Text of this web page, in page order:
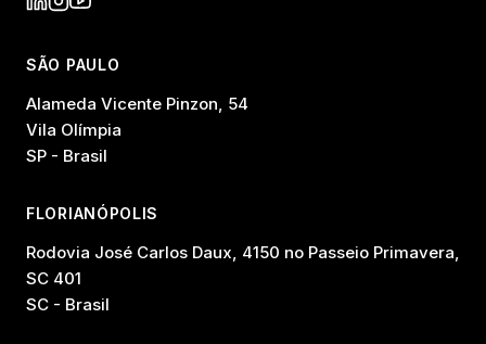
SÃO PAULO
Alameda Vicente Pinzon, 54
Vila Olímpia
SP - Brasil
FLORIANÓPOLIS
Rodovia José Carlos Daux, 4150 no Passeio Primavera,
SC 401
SC - Brasil